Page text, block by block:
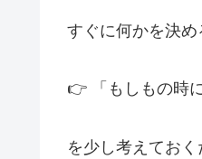
すぐに何かを決め
👉 「もしもの時
を少し考えておく